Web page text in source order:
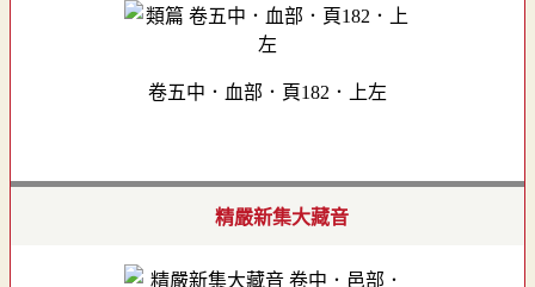
卷五中．血部．頁182．上左
精嚴新集大藏音